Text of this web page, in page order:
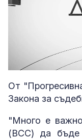
Unmute Loaded
3.40%
От
Закона за
"Много е
(ВСС) да бъде